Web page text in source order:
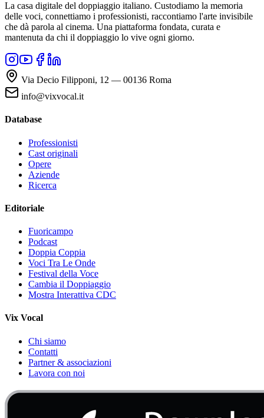
La casa digitale del doppiaggio italiano. Custodiamo la memoria
delle voci, connettiamo i professionisti, raccontiamo l'arte invisibile
che dà parola al cinema. Una piattaforma fondata, curata e
mantenuta da chi il doppiaggio lo vive ogni giorno.
Via Decio Filipponi, 12 — 00136 Roma
info@vixvocal.it
Database
Professionisti
Cast originali
Opere
Aziende
Ricerca
Editoriale
Fuoricampo
Podcast
Doppia Coppia
Voci Tra Le Onde
Festival della Voce
Cambia il Doppiaggio
Mostra Interattiva CDC
Vix Vocal
Chi siamo
Contatti
Partner & associazioni
Lavora con noi